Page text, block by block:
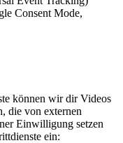
Consent Mode,
können wir dir Videos
die von externen
Einwilligung setzen
ein: